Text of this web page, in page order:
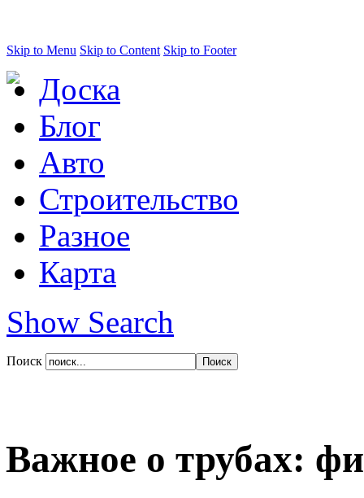
Skip to Menu Skip to Content Skip to Footer
Доска
Блог
Авто
Строительство
Разное
Карта
Show Search
Поиск
Важное о трубах: